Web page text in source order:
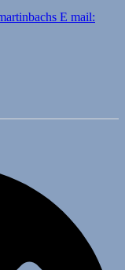
E mail: